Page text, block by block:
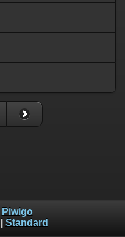
Piwigo
Standard